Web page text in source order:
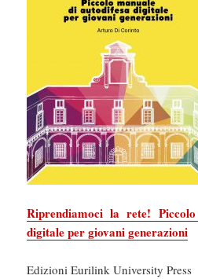
Riprendiamoci la rete!
digitale per giovani generazioni
Edizioni Eurilink University Press